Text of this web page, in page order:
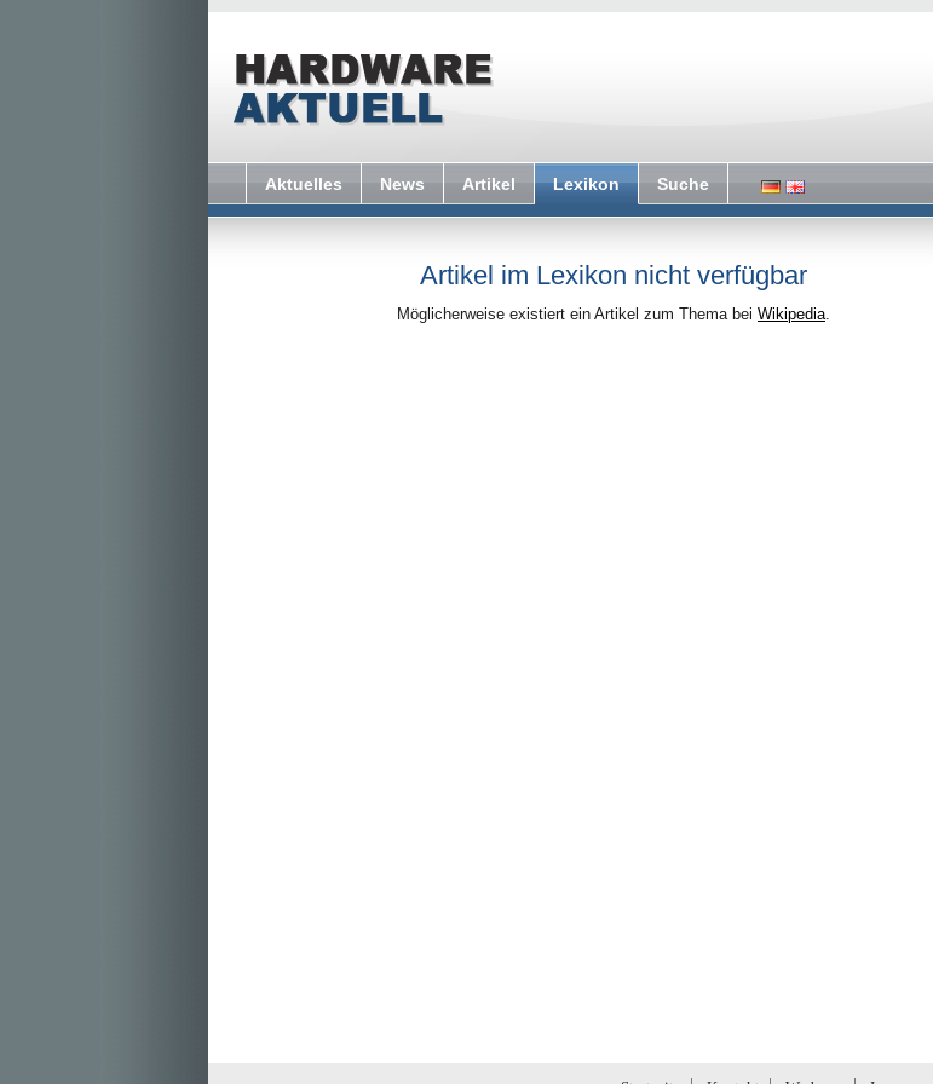
Aktuelles News Artikel Lexikon Suche
Artikel im Lexikon nicht verfügbar
Möglicherweise existiert ein Artikel zum Thema bei Wikipedia.